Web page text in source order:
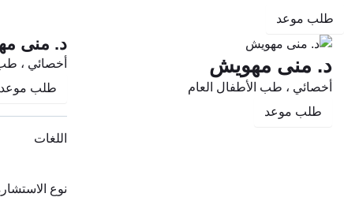
طلب موعد
د. منى مهويش
أخصائي ، طب الأطفال العام
طلب موعد
د. منى
أخصائي ،
طلب موعد
اللغات
نوع